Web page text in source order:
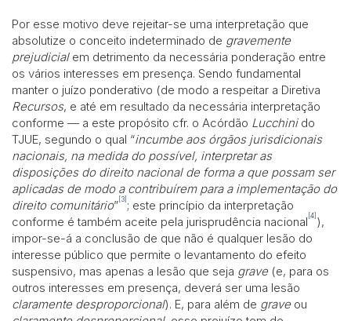
Por esse motivo deve rejeitar-se uma interpretação que
absolutize o conceito indeterminado de gravemente
prejudicialem detrimento da necessária ponderação entre
os vários interesses em presença. Sendo fundamental
manter o juízo ponderativo (de modo a respeitar a Diretiva
Recursos, e até em resultado da necessária interpretação
conforme — a este propósito cfr. o Acórdão Lucchinido
TJUE, segundo o qual “incumbe aos órgãos jurisdicionais
nacionais, na medida do possível, interpretar as
disposições do direito nacional de forma a que possam ser
aplicadas de modo a contribuírem para a implementação do
direito comunitário” [3] ; este princípio da interpretação
conforme é também aceite pela jurisprudência nacional [4] ),
impor-se-á a conclusão de que não é qualquer lesão do
interesse público que permite o levantamento do efeito
suspensivo, mas apenas a lesão que seja grave(e, para os
outros interesses em presença, deverá ser uma lesão
claramente desproporcional). E, para além de grave ou